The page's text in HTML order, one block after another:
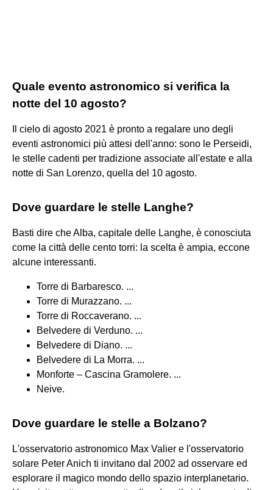
Quale evento astronomico si verifica la
notte del 10 agosto?
Il cielo di agosto 2021 è pronto a regalare uno degli
eventi astronomici più attesi dell'anno: sono le Perseidi,
le stelle cadenti per tradizione associate all'estate e alla
notte di San Lorenzo, quella del 10 agosto.
Dove guardare le stelle Langhe?
Basti dire che Alba, capitale delle Langhe, è conosciuta
come la città delle cento torri: la scelta è ampia, eccone
alcune interessanti.
Torre di Barbaresco. ...
Torre di Murazzano. ...
Torre di Roccaverano. ...
Belvedere di Verduno. ...
Belvedere di Diano. ...
Belvedere di La Morra. ...
Monforte – Cascina Gramolere. ...
Neive.
Dove guardare le stelle a Bolzano?
L'osservatorio astronomico Max Valier e l'osservatorio
solare Peter Anich ti invitano dal 2002 ad osservare ed
esplorare il magico mondo dello spazio interplanetario.